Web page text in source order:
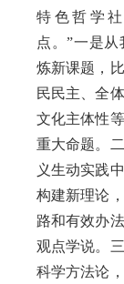
特色哲学
点。”一是
炼新课题，
民民主、全
文化主体性
重大命题。
义生动实践
构建新理论
路和有效办
观点学说。
科学方法论